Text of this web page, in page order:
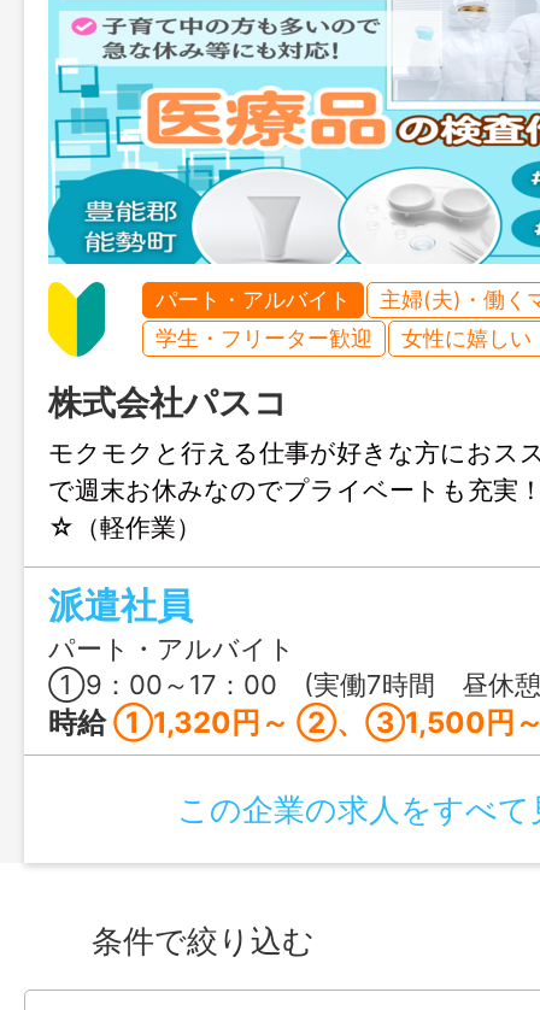
パート・アルバイト
主婦(夫)・働く
学生・フリーター歓迎
女性に嬉しい
株式会社パスコ
モクモクと行える仕事が好きな方におス
で週末お休みなのでプライベートも充実
☆（軽作業）
派遣社員
パート・アルバイト
①9：00～17：00 (実働7時間 昼休憩60分） ②17：00～22：00 (実働5時間） ③22：00～7：00 (実働8時間 昼休憩
時給①1,320円～ ②、③1,500円
この企業の求人をすべて
条件で絞り込む